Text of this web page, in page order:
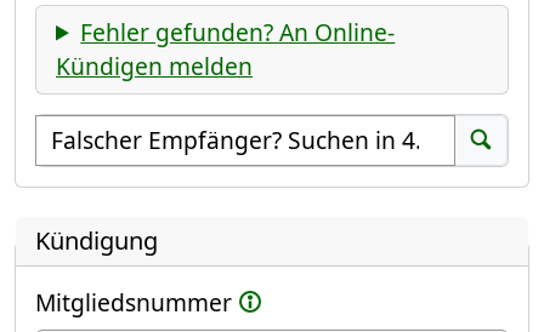
Fehler gefunden? An Online-
Kündigen melden
Empfänger suchen
Suchen
Kündigung
Mitgliedsnummer